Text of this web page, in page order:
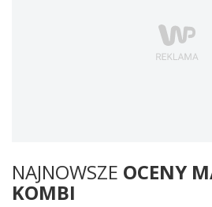
NAJNOWSZE OCENY
KOMBI